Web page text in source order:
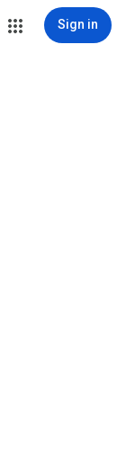
Sign in